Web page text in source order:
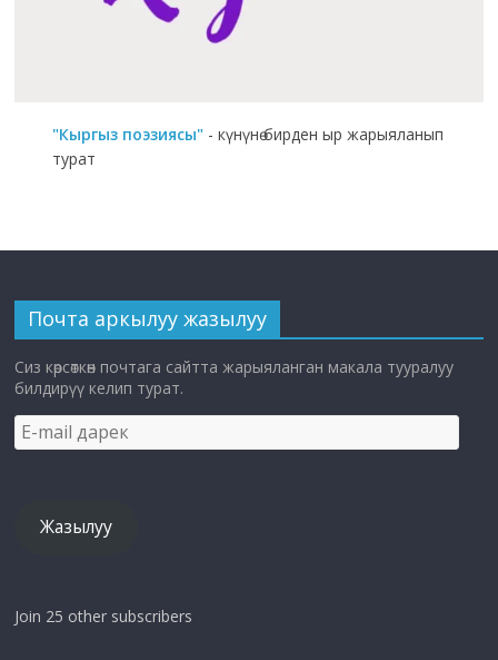
"Кыргыз поэзиясы" - күнүнө бирден ыр жарыяланып
турат
Почта аркылуу жазылуу
Сиз көрсөткөн почтага сайтта жарыяланган макала тууралуу
билдирүү келип турат.
E-
mail
Жазылуу
Join 25 other subscribers